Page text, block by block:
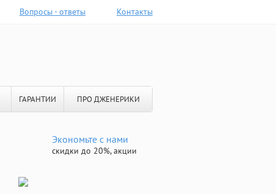
Вопросы - ответы Контакты
ГАРАНТИИ ПРО ДЖЕНЕРИКИ
Экономьте с нами
скидки до 20%, акции